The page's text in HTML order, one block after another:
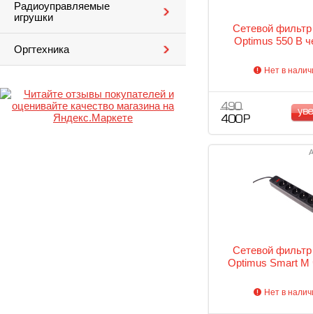
Радиоуправляемые
игрушки
Оргтехника
Сетевой
Optimus 550 B
Нет в
490
400 Р
Сетевой
Optimus Smart M
Нет в